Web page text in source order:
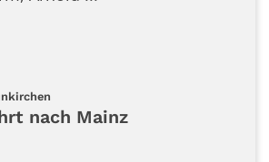
nach Mainz